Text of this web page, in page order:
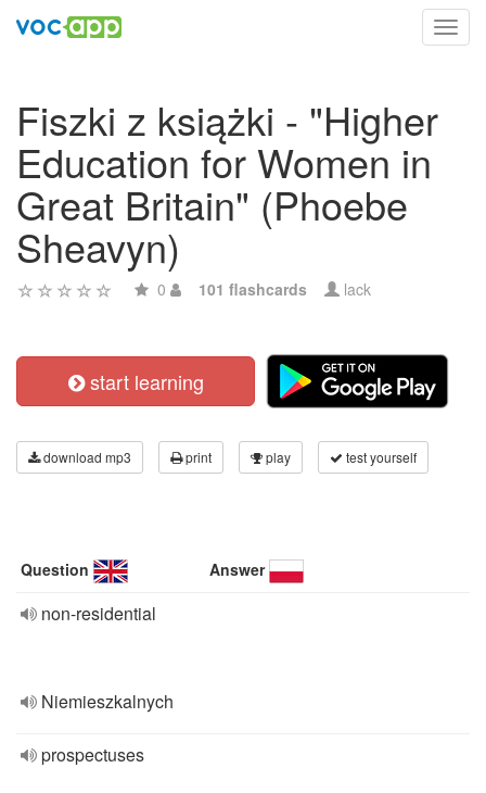
Fiszki z książki - "Higher
Education for Women in
Great Britain" (Phoebe
Sheavyn)
0 101 flashcards lack
start learning
download mp3 print play test yourself
Question Answer
non-residential
Niemieszkalnych
prospectuses